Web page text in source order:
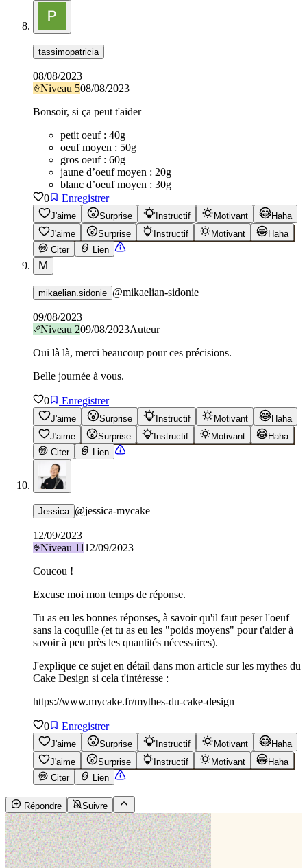
tassimopatricia
08/08/2023
Niveau 508/08/2023
Bonsoir, si ça peut t'aider
petit oeuf : 40g
oeuf moyen : 50g
gros oeuf : 60g
jaune d’oeuf moyen : 20g
blanc d’oeuf moyen : 30g
0
Enregistrer
J'aime Surprise Instructif Motivant
Haha
J'aime
Surprise Instructif Motivant
Haha
Citer
Lien
M
mikaelian.sidonie @mikaelian-sidonie
09/08/2023
Niveau 209/08/2023Auteur
Oui là là, merci beaucoup pour ces précisions.
Belle journée à vous.
0 Enregistrer
J'aime Surprise Instructif Motivant
Haha
J'aime
Surprise Instructif Motivant
Haha
Citer
Lien
Jessica @jessica-mycake
12/09/2023
Niveau 1112/09/2023
Coucou !
Excuse moi mon temps de réponse.
Tu as eu les bonnes réponses, à savoir qu'il faut peser l'oeuf
sans la coquille (et tu as eu les "poids moyens" pour t'aider à
savoir à peu près les quantités nécessaires).
J'explique ce sujet en détail dans mon article sur les mythes du
Cake Design si cela t'intéresse :
https://www.mycake.fr/mythes-du-cake-design
0 Enregistrer
J'aime Surprise Instructif Motivant
Haha
J'aime
Surprise Instructif Motivant
Haha
Citer
Lien
Répondre Suivre